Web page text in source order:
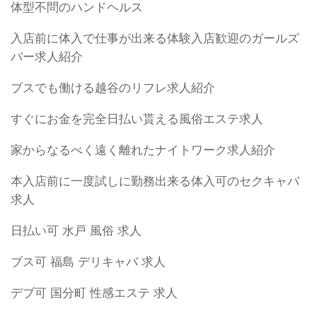
体型不問のハンドヘルス
入店前に体入で仕事が出来る体験入店歓迎のガールズ
バー求人紹介
ブスでも働ける越谷のリフレ求人紹介
すぐにお金を完全日払い貰える風俗エステ求人
家からなるべく遠く離れたナイトワーク求人紹介
本入店前に一度試しに勤務出来る体入可のセクキャバ
求人
日払い可 水戸 風俗 求人
ブス可 福島 デリキャバ 求人
デブ可 国分町 性感エステ 求人